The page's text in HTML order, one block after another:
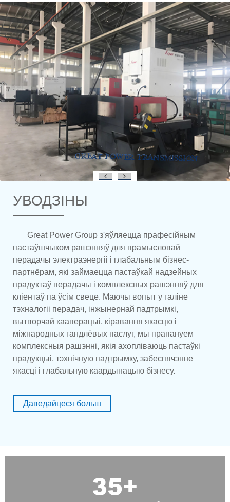
УВОДЗІНЫ
Great Power Group з'яўляецца прафесійным
пастаўшчыком рашэнняў для прамысловай
перадачы электраэнергіі і глабальным бізнес-
партнёрам, які займаецца пастаўкай надзейных
прадуктаў перадачы і комплексных рашэнняў для
кліентаў па ўсім свеце. Маючы вопыт у галіне
тэхналогіі перадач, інжынернай падтрымкі,
вытворчай кааперацыі, кіравання якасцю і
міжнародных гандлёвых паслуг, мы прапануем
комплексныя рашэнні, якія ахопліваюць пастаўкі
прадукцыі, тэхнічную падтрымку, забеспячэнне
якасці і глабальную каардынацыю бізнесу.
Даведайцеся больш
35+